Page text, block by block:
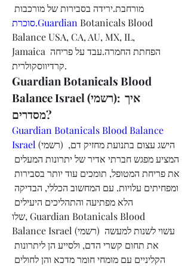
מורחבת.ירידה בסבירות של מורכבות
סוכרת.Guardian Botanicals Blood
Balance USA, CA, AU, MX, IL,
Jamaica הפחתת החמרה.עבד על פריחה
קרדיווסקולרית.
Guardian Botanicals Blood
Balance Israel (רשמי): איך
מסדרים?
Guardian Botanicals Blood Balance
Israel (רשמי) הישג עצום בתנועת מחזיק דם,
שלו, Guardian Botanicals Blood
Balance Israel (רשמי) עשוי לשנות למעשה